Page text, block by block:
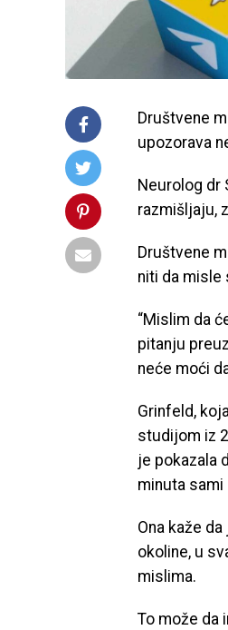
Društvene
upozorava
Neurolog dr
razmišljaju,
Društvene
niti da misle
“Mislim da
pitanju
neće moći
Grinfeld,
studijom iz
je pokazala
minuta sami
Ona kaže
okoline, u
mislima.
To može da